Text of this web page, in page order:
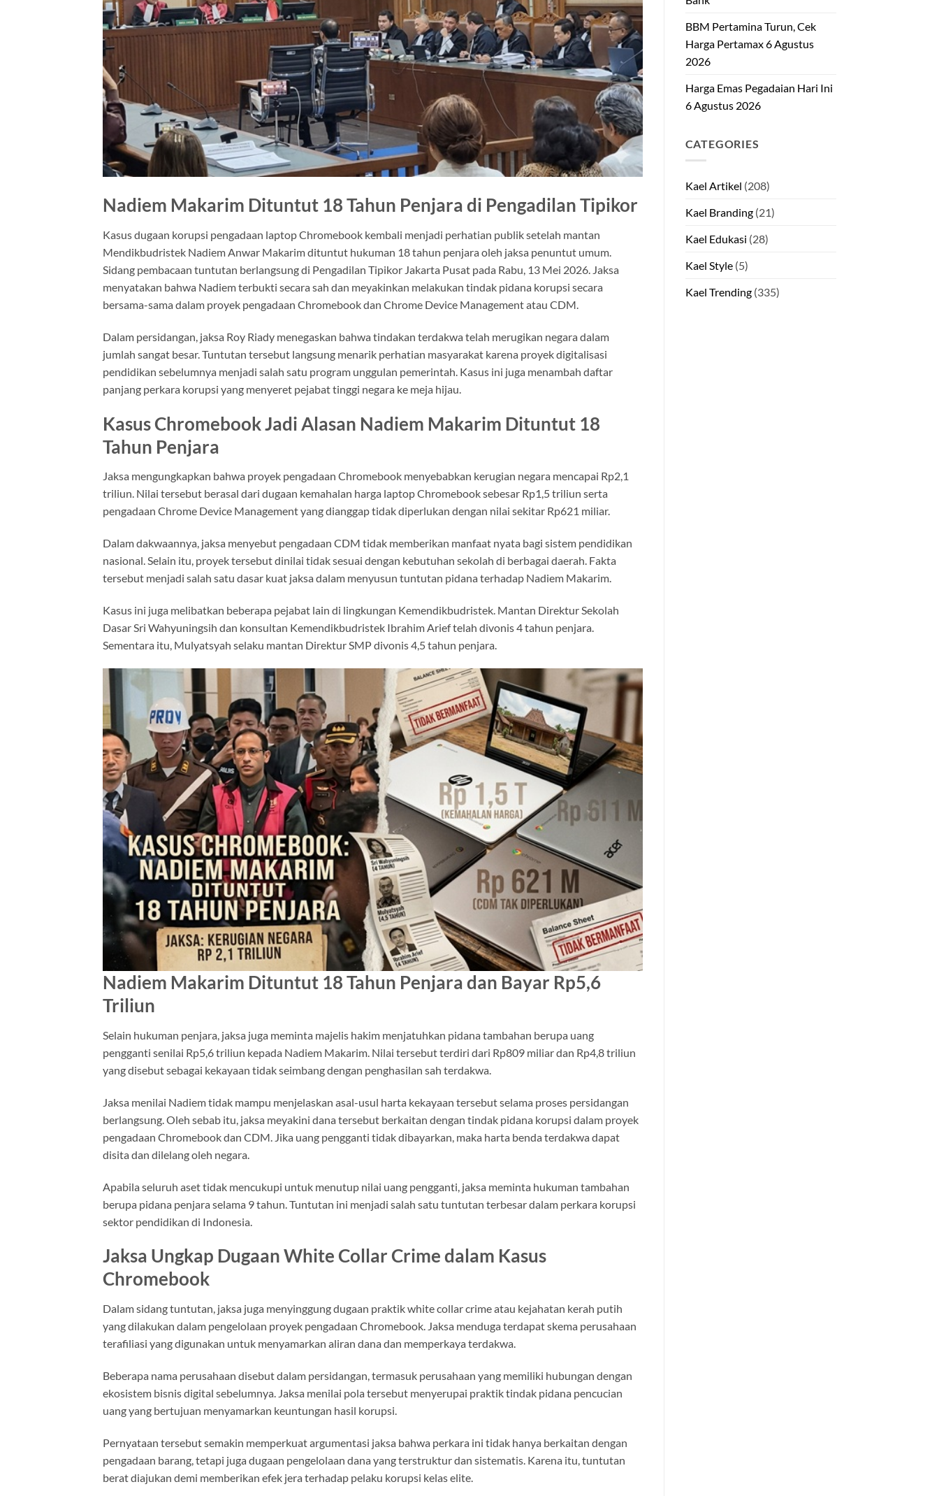
Nadiem Makarim Dituntut 18 Tahun Penjara di Pengadilan Tipikor
Kasus dugaan korupsi pengadaan laptop Chromebook kembali menjadi perhatian publik setelah mantan
Mendikbudristek Nadiem Anwar Makarimdituntut hukuman 18 tahun penjara oleh jaksa penuntut umum.
Sidang pembacaan tuntutan berlangsung di Pengadilan Tipikor Jakarta Pusat pada Rabu, 13 Mei 2026. Jaksa
menyatakan bahwa Nadiem terbukti secara sah dan meyakinkan melakukan tindak pidana korupsi secara
bersama-sama dalam proyek pengadaan Chromebook dan Chrome Device Management atau CDM.
Dalam persidangan, jaksa Roy Riady menegaskan bahwa tindakan terdakwa telah merugikan negara dalam
jumlah sangat besar. Tuntutan tersebut langsung menarik perhatian masyarakat karena proyek digitalisasi
pendidikan sebelumnya menjadi salah satu program unggulan pemerintah. Kasus ini juga menambah daftar
panjang perkara korupsi yang menyeret pejabat tinggi negara ke meja hijau.
Kasus Chromebook Jadi Alasan Nadiem Makarim Dituntut 18
Tahun Penjara
Jaksa mengungkapkan bahwa proyek pengadaan Chromebook menyebabkan kerugian negara mencapai Rp2,1
triliun. Nilai tersebut berasal dari dugaan kemahalan harga laptop Chromebook sebesar Rp1,5 triliun serta
pengadaan Chrome Device Management yang dianggap tidak diperlukan dengan nilai sekitar Rp621 miliar.
Dalam dakwaannya, jaksa menyebut pengadaan CDM tidak memberikan manfaat nyata bagi sistem pendidikan
nasional. Selain itu, proyek tersebut dinilai tidak sesuai dengan kebutuhan sekolah di berbagai daerah. Fakta
tersebut menjadi salah satu dasar kuat jaksa dalam menyusun tuntutan pidana terhadap Nadiem Makarim.
Kasus ini juga melibatkan beberapa pejabat lain di lingkungan Kemendikbudristek. Mantan Direktur Sekolah
Dasar Sri Wahyuningsih dan konsultan Kemendikbudristek Ibrahim Arief telah divonis 4 tahun penjara.
Sementara itu, Mulyatsyah selaku mantan Direktur SMP divonis 4,5 tahun penjara.
Nadiem Makarim Dituntut 18 Tahun Penjara dan Bayar Rp5,6
Triliun
Selain hukuman penjara, jaksa juga meminta majelis hakim menjatuhkan pidana tambahan berupa uang
pengganti senilai Rp5,6 triliun kepada Nadiem Makarim. Nilai tersebut terdiri dari Rp809 miliar dan Rp4,8 triliun
yang disebut sebagai kekayaan tidak seimbang dengan penghasilan sah terdakwa.
Jaksa menilai Nadiem tidak mampu menjelaskan asal-usul harta kekayaan tersebut selama proses persidangan
berlangsung. Oleh sebab itu, jaksa meyakini dana tersebut berkaitan dengan tindak pidana korupsi dalam proyek
pengadaan Chromebook dan CDM. Jika uang pengganti tidak dibayarkan, maka harta benda terdakwa dapat
disita dan dilelang oleh negara.
Apabila seluruh aset tidak mencukupi untuk menutup nilai uang pengganti, jaksa meminta hukuman tambahan
berupa pidana penjara selama 9 tahun. Tuntutan ini menjadi salah satu tuntutan terbesar dalam perkara korupsi
sektor pendidikan di Indonesia.
Jaksa Ungkap Dugaan White Collar Crime dalam Kasus
Chromebook
Dalam sidang tuntutan, jaksa juga menyinggung dugaan praktik white collar crime atau kejahatan kerah putih
yang dilakukan dalam pengelolaan proyek pengadaan Chromebook. Jaksa menduga terdapat skema perusahaan
terafiliasi yang digunakan untuk menyamarkan aliran dana dan memperkaya terdakwa.
Beberapa nama perusahaan disebut dalam persidangan, termasuk perusahaan yang memiliki hubungan dengan
ekosistem bisnis digital sebelumnya. Jaksa menilai pola tersebut menyerupai praktik tindak pidana pencucian
uang yang bertujuan menyamarkan keuntungan hasil korupsi.
Pernyataan tersebut semakin memperkuat argumentasi jaksa bahwa perkara ini tidak hanya berkaitan dengan
pengadaan barang, tetapi juga dugaan pengelolaan dana yang terstruktur dan sistematis. Karena itu, tuntutan
berat diajukan demi memberikan efek jera terhadap pelaku korupsi kelas elite.
BBM Pertamina Turun, Cek
Harga Pertamax 6 Agustus
2026
Harga Emas Pegadaian Hari Ini
6 Agustus 2026
CATEGORIES
Kael Artikel (208)
Kael Branding(21)
Kael Edukasi (28)
Kael Style(5)
Kael Trending(335)